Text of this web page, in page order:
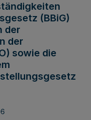
(BBiG)
der
der
sowie die